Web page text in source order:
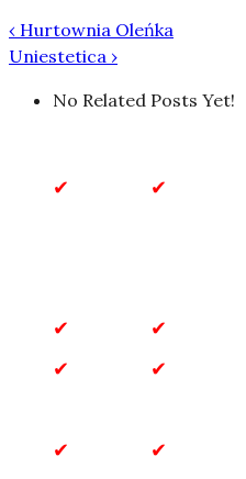
‹ Hurtownia Oleńka
Uniestetica ›
No Related Posts Yet!
Gastronomia
Przemysł